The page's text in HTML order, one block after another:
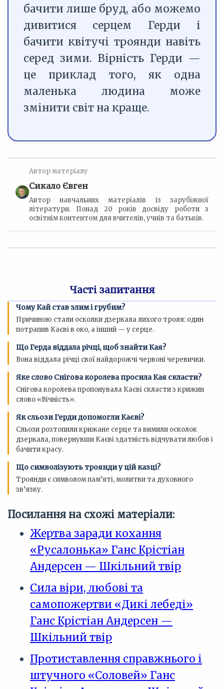
бачити лише бруд, або можемо
дивитися серцем Герди і
бачити квітучі троянди навіть
серед зими. Вірність Герди —
це приклад того, як одна
маленька людина може
змінити світ на краще.
Автор матеріалу
Сикало Євген
Автор навчальних матеріалів із зарубіжної
літератури. Понад 20 років досвіду роботи з
освітнім контентом для вчителів, учнів та батьків.
Часті запитання
Чому Кай став злим і грубим?
Причиною стали осколки дзеркала лихого троля: один
потрапив Каєві в око, а інший — у серце.
Що Герда віддала річці, щоб знайти Кая?
Вона віддала річці свої найдорожчі червоні черевички.
Яке слово Снігова королева просила Кая скласти?
Снігова королева пропонувала Каєві скласти з крижин
слово «Вічність».
Як сльози Герди допомогли Каєві?
Сльози розтопили крижане серце та вимили осколок
дзеркала, повернувши Каєві здатність відчувати любов і
бачити красу.
Що символізують троянди у цій казці?
Троянди є символом пам’яті, молитви та духовного
зв’язку.
Посилання на схожі матеріали:
Жертва заради кохання
«Русалонька» Ганс Крістіан
Андерсен — Шкільний твір
Сила віри, любові та
самопожертви «Дикі лебеді»
Ганс Крістіан Андерсен —
Шкільний твір
Протиставлення справжнього і
штучного «Соловей» Ганс